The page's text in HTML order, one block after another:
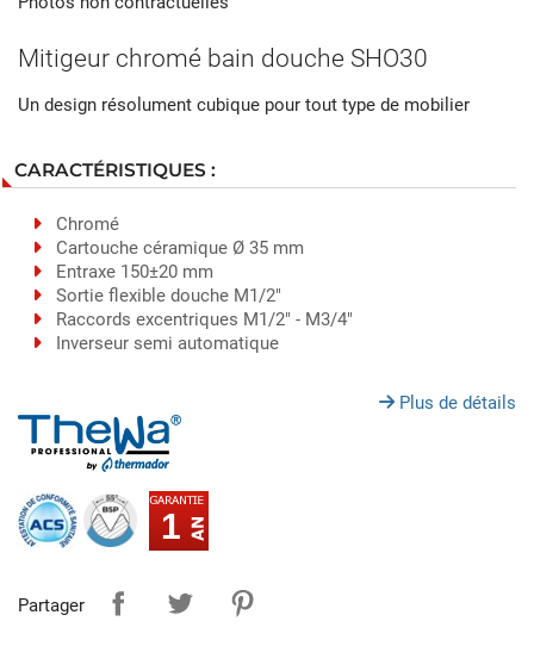
Mitigeur chromé bain douche SHO30
Un design résolument cubique pour tout type de mobilier
CARACTÉRISTIQUES :
Chromé
Cartouche céramique Ø 35 mm
Entraxe 150±20 mm
Sortie flexible douche M1/2"
Raccords excentriques M1/2" - M3/4"
Inverseur semi automatique
Plus de détails
1
Partager